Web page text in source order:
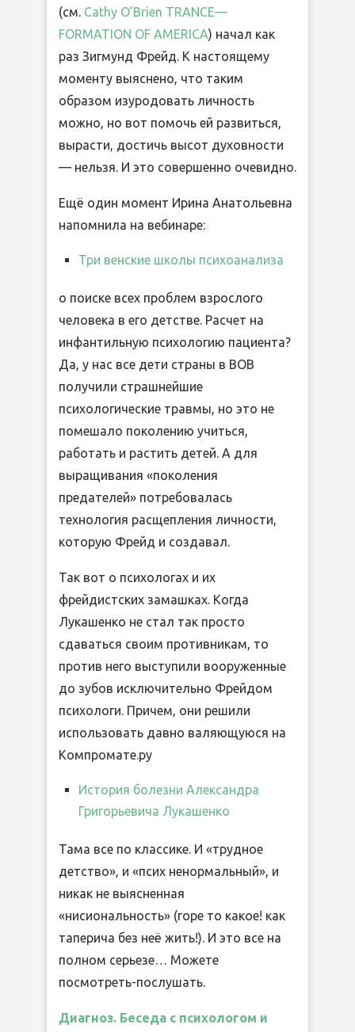
(см. Cathy O’Brien TRANCE—
FORMATION OF AMERICA) начал как
раз Зигмунд Фрейд. К настоящему
моменту выяснено, что таким
образом изуродовать личность
можно, но вот помочь ей развиться,
вырасти, достичь высот духовности
— нельзя. И это совершенно очевидно.
Ещё один момент Ирина Анатольевна
напомнила на вебинаре:
Три венские школы психоанализа
о поиске всех проблем взрослого
человека в его детстве. Расчет на
инфантильную психологию пациента?
Да, у нас все дети страны в ВОВ
получили страшнейшие
психологические травмы, но это не
помешало поколению учиться,
работать и растить детей. А для
выращивания «поколения
предателей» потребовалась
технология расщепления личности,
которую Фрейд и создавал.
Так вот о психологах и их
фрейдистских замашках. Когда
Лукашенко не стал так просто
сдаваться своим противникам, то
против него выступили вооруженные
до зубов исключительно Фрейдом
психологи. Причем, они решили
использовать давно валяющуюся на
Компромате.ру
История болезни Александра
Григорьевича Лукашенко
Тама все по классике. И «трудное
детство», и «псих ненормальный», и
никак не выясненная
«нисиональность» (горе то какое! как
таперича без неё жить!). И это все на
полном серьезе… Можете
посмотреть-послушать.
Диагноз. Беседа с психологом и